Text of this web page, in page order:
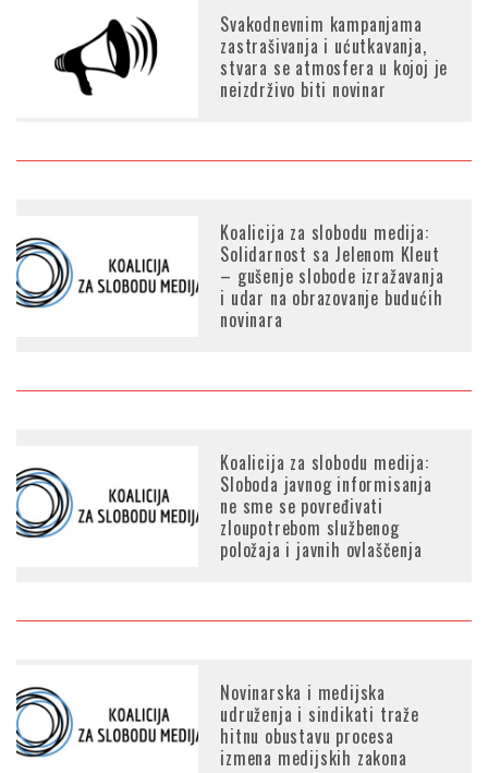
Svakodnevnim kampanjama
zastrašivanja i ućutkavanja,
stvara se atmosfera u kojoj je
neizdrživo biti novinar
Koalicija za slobodu medija:
Solidarnost sa Jelenom Kleut
– gušenje slobode izražavanja
i udar na obrazovanje budućih
novinara
Koalicija za slobodu medija:
Sloboda javnog informisanja
ne sme se povređivati
zloupotrebom službenog
položaja i javnih ovlaščenja
Novinarska i medijska
udruženja i sindikati traže
hitnu obustavu procesa
izmena medijskih zakona